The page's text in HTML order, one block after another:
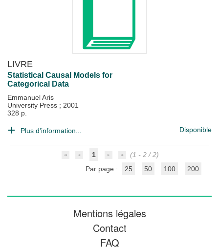
LIVRE
Statistical Causal Models for
Categorical Data
Emmanuel Aris
University Press ; 2001
328 p.
Plus d'information... Disponible
1
(1 - 2 / 2)
Par page :
25 50 100 200
Mentions légales
Contact
FAQ